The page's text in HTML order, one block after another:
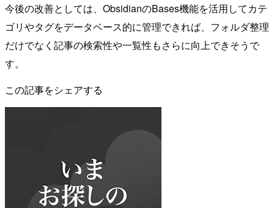
今後の改善としては、ObsidianのBases機能を活用してカテ
ゴリやタグをデータベース的に管理できれば、フォルダ整理
だけでなく記事の検索性や一覧性もさらに向上できそうで
す。
この記事をシェアする